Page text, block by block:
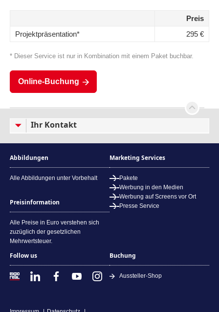
Preis
Projektpräsentation*
295 €
* Dieser Service ist nur in Kombination mit einem Paket buchbar.
Online-Buchung
Ihr Kontakt
Abbildungen
Alle Abbildungen unter Vorbehalt
Preisinformation
Alle Preise in Euro verstehen sich
zuzüglich der gesetzlichen
Mehrwertsteuer.
Marketing Services
Pakete
Werbung in den Medien
Werbung auf Screens vor Ort
Presse Service
Follow us Buchung
Aussteller-Shop